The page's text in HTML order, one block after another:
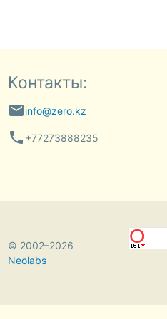
Контакты:
emailinfo@zero.kz
phone +77273888235
© 2002–2026
Neolabs